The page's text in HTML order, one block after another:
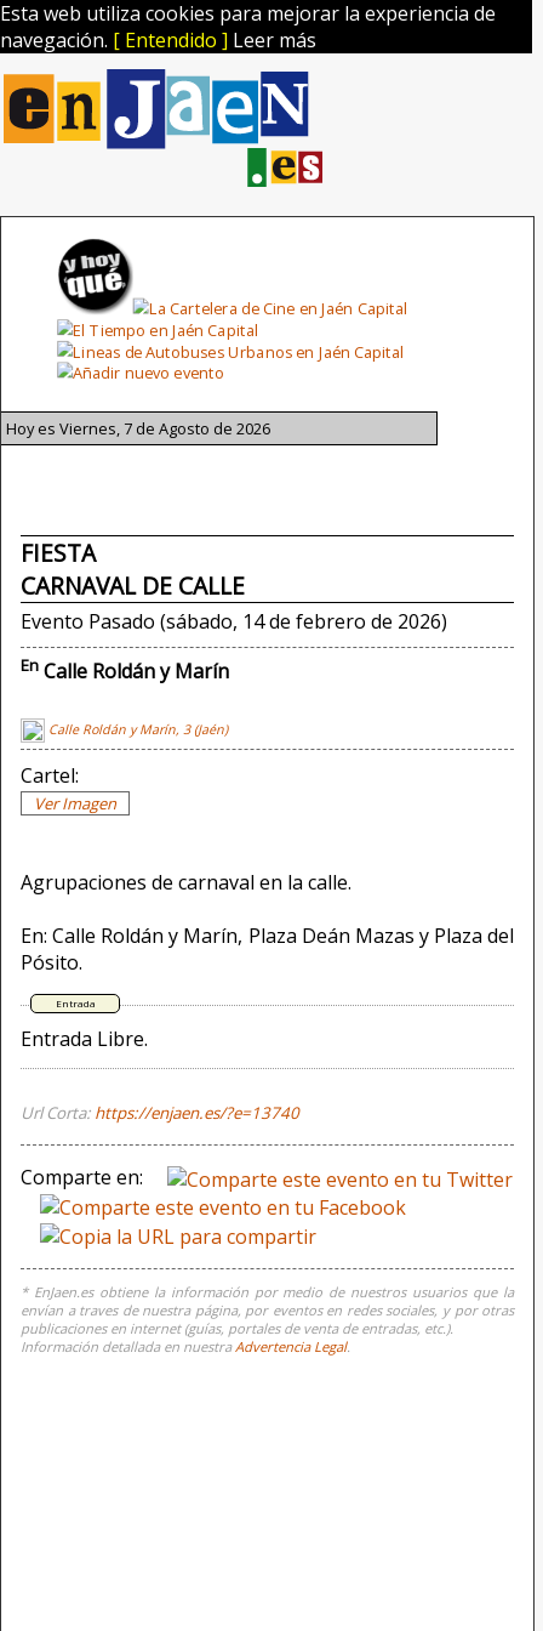
Esta web utiliza cookies para mejorar la experiencia de
navegación. [ Entendido ] Leer más
Hoy es Viernes, 7 de Agosto de 2026
FIESTA
CARNAVAL DE CALLE
Evento Pasado (sábado, 14 de febrero de 2026)
En Calle Roldán y Marín
Calle Roldán y Marín, 3 (Jaén)
Cartel:
Ver Imagen
Agrupaciones de carnaval en la calle.
En: Calle Roldán y Marín, Plaza Deán Mazas y Plaza del
Pósito.
Entrada Libre.
Url Corta: https://enjaen.es/?e=13740
Comparte en:
* EnJaen.es obtiene la información por medio de nuestros usuarios que la
envían a traves de nuestra página, por eventos en redes sociales, y por otras
publicaciones en internet (guías, portales de venta de entradas, etc.).
Información detallada en nuestraAdvertencia Legal.